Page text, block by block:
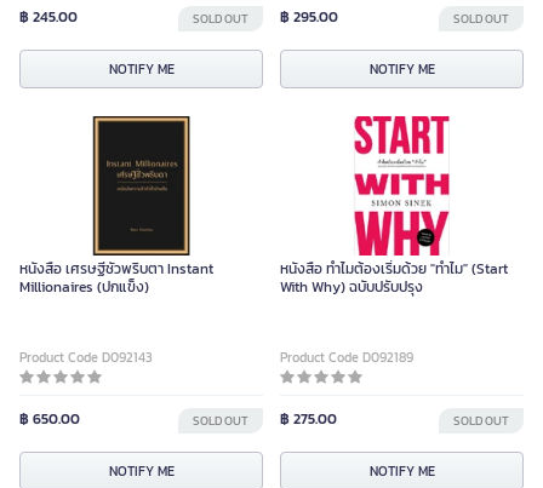
฿ 245.00 SOLD OUT
NOTIFY ME
฿ 295.00 SOLD OUT
NOTIFY ME
หนังสือ เศรษฐีชั่วพริบตา Instant
Millionaires (ปกแข็ง)
Product Code D092143
฿ 650.00 SOLD OUT
NOTIFY ME
หนังสือ ทำไมต้องเริ่มด้วย "ทำไม" (Start
With Why) ฉบับปรับปรุง
Product Code D092189
฿ 275.00 SOLD OUT
NOTIFY ME